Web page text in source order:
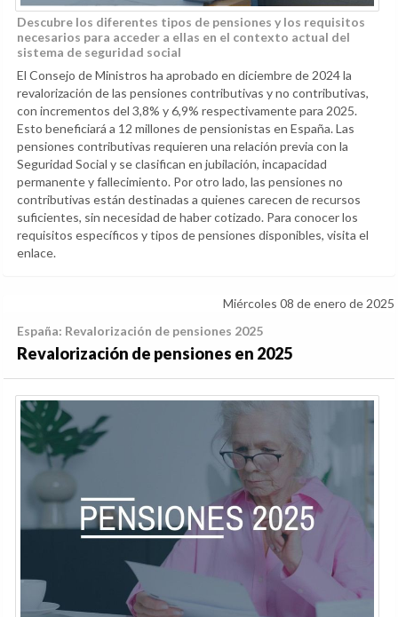
Descubre los diferentes tipos de pensiones y los requisitos
necesarios para acceder a ellas en el contexto actual del
sistema de seguridad social
El Consejo de Ministros ha aprobado en diciembre de 2024 la
revalorización de las pensiones contributivas y no contributivas,
con incrementos del 3,8% y 6,9% respectivamente para 2025.
Esto beneficiará a 12 millones de pensionistas en España. Las
pensiones contributivas requieren una relación previa con la
Seguridad Social y se clasifican en jubilación, incapacidad
permanente y fallecimiento. Por otro lado, las pensiones no
contributivas están destinadas a quienes carecen de recursos
suficientes, sin necesidad de haber cotizado. Para conocer los
requisitos específicos y tipos de pensiones disponibles, visita el
enlace.
Miércoles 08 de enero de 2025
España: Revalorización de pensiones 2025
Revalorización de pensiones en 2025